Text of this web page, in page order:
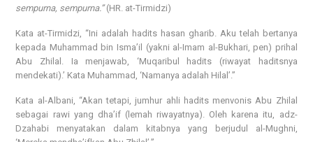
sempurna, sempurna.”(HR. at-Tirmidzi)
Kata at-Tirmidzi, “Ini adalah hadits hasan gharib. Aku telah bertanya
kepada Muhammad bin Isma’il (yakni al-Imam al-Bukhari, pen) prihal
Abu Zhilal. Ia menjawab, ‘Muqaribul hadits (riwayat haditsnya
mendekati).’ Kata Muhammad, ‘Namanya adalah Hilal’.”
Kata al-Albani, “Akan tetapi, jumhur ahli hadits menvonis Abu Zhilal
sebagai rawi yang dha’if (lemah riwayatnya). Oleh karena itu, adz-
Dzahabi menyatakan dalam kitabnya yang berjudul al-Mughni,